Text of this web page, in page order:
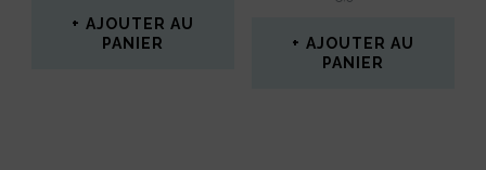
sur
AJOUTER AU
PANIER
AJOUTER AU
PANIER